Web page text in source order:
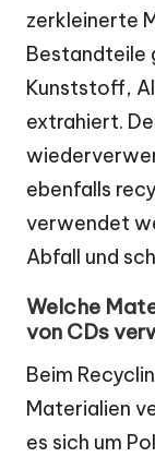
zerkleinerte
Bestandteile
Kunststoff,
extrahiert.
ebenfalls
verwendet
Abfall und
Welche
von CDs
Beim
Materialien
es sich um